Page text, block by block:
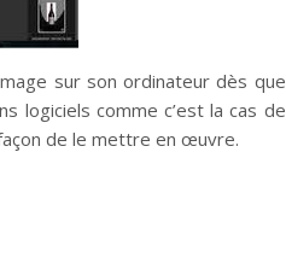
sur son ordinateur dès que
logiciels comme c’est la cas de
de le mettre en œuvre.